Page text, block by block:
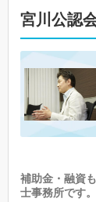
宮川公認
補助金・融資
士事務所です。